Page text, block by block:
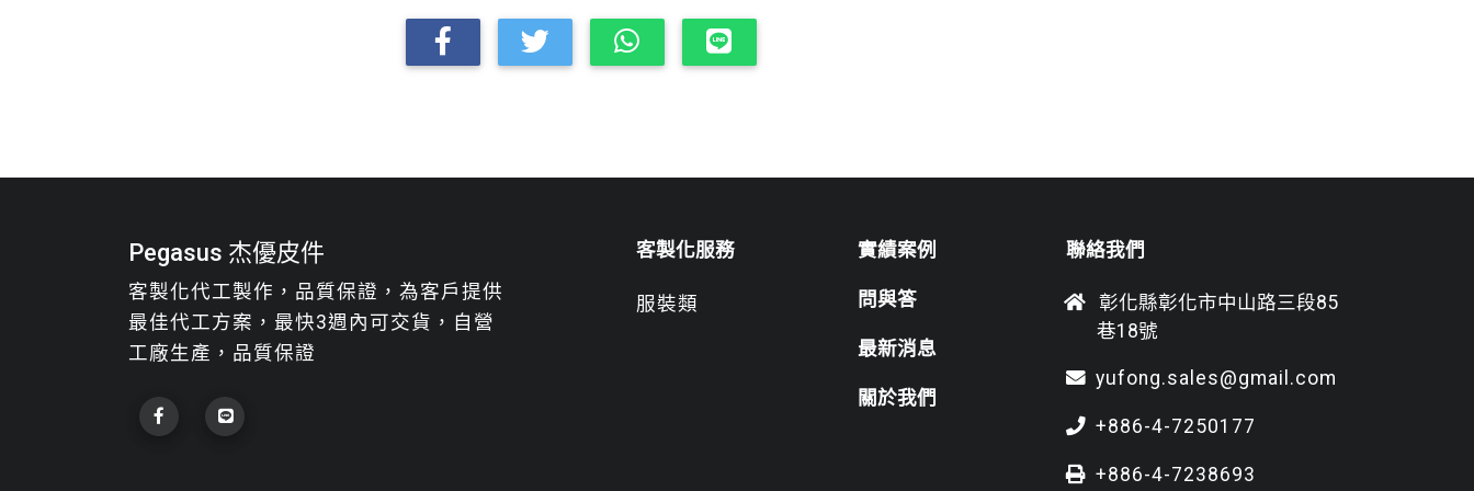
Pegasus 杰優皮件
客製化代工製作，品質保證，為客戶提供
最佳代工方案，最快3週內可交貨，自營
工廠生產，品質保證
客製化服務
服裝類
實績案例
問與答
最新消息
關於我們
聯絡我們
彰化縣彰化市中山路三段85
巷18號
yufong.sales@gmail.com
+886-4-7250177
+886-4-7238693